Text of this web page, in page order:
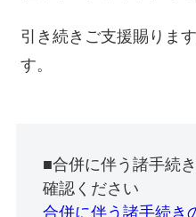
引き続きご支援賜りま
す。
■合併に伴う諸手続
確認ください
合併に伴う諸手続き